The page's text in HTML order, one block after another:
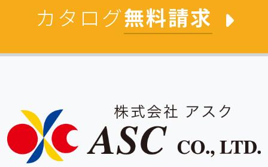
カタログ無料請求